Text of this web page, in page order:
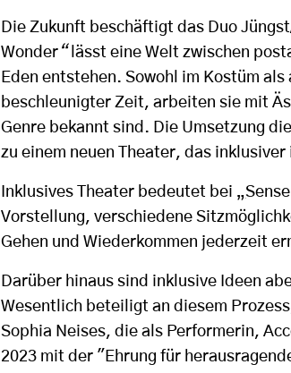
Die Zukunft beschäftigt das Duo
Wonder “ lässt eine Welt zwischen
Eden entstehen. Sowohl im Kostüm
beschleunigter Zeit, arbeiten sie mit
Genre bekannt sind. Die Umsetzung
zu einem neuen Theater, das inklusiver
Inklusives Theater bedeutet bei „
Vorstellung, verschiedene
Gehen und Wiederkommen jederzeit
Darüber hinaus sind inklusive Ideen
Wesentlich beteiligt an diesem
Sophia Neises, die als Performerin,
2023 mit der "Ehrung für